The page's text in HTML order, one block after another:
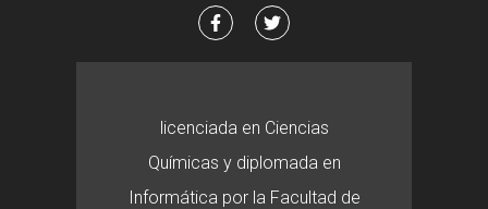
licenciada en Ciencias
Químicas y diplomada en
Informática por la Facultad de